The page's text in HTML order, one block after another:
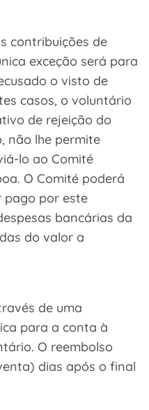
contribuições de
exceção será para
o visto de
casos, o voluntário
de rejeição do
não lhe permite
lo ao Comité
O Comité poderá
pago por este
bancárias da
do valor a
de uma
para a conta à
O reembolso
dias após o final